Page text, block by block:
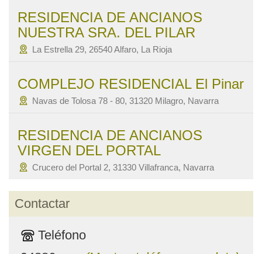
RESIDENCIA DE ANCIANOS
NUESTRA SRA. DEL PILAR
La Estrella 29, 26540 Alfaro, La Rioja
COMPLEJO RESIDENCIAL El Pinar
Navas de Tolosa 78 - 80, 31320 Milagro, Navarra
RESIDENCIA DE ANCIANOS
VIRGEN DEL PORTAL
Crucero del Portal 2, 31330 Villafranca, Navarra
Contactar
Teléfono